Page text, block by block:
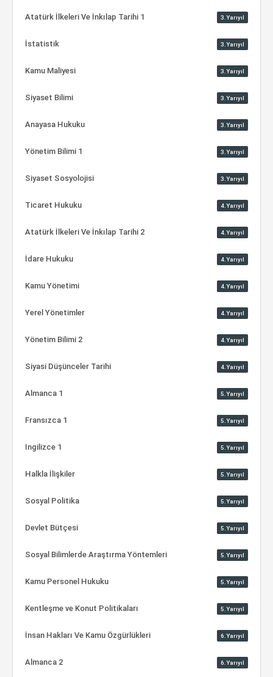
Atatürk İlkeleri Ve İnkılap Tarihi 1 3.Yarıyıl
İstatistik 3.Yarıyıl
Kamu Maliyesi 3.Yarıyıl
Siyaset Bilimi 3.Yarıyıl
Anayasa Hukuku 3.Yarıyıl
Yönetim Bilimi 1 3.Yarıyıl
Siyaset Sosyolojisi 3.Yarıyıl
Ticaret Hukuku 4.Yarıyıl
Atatürk İlkeleri Ve İnkılap Tarihi 2 4.Yarıyıl
İdare Hukuku 4.Yarıyıl
Kamu Yönetimi 4.Yarıyıl
Yerel Yönetimler 4.Yarıyıl
Yönetim Bilimi 2 4.Yarıyıl
Siyasi Düşünceler Tarihi 4.Yarıyıl
Almanca 1 5.Yarıyıl
Fransızca 1 5.Yarıyıl
Ingilizce 1 5.Yarıyıl
Halkla İlişkiler 5.Yarıyıl
Sosyal Politika 5.Yarıyıl
Devlet Bütçesi 5.Yarıyıl
Sosyal Bilimlerde Araştırma Yöntemleri 5.Yarıyıl
Kamu Personel Hukuku 5.Yarıyıl
Kentleşme ve Konut Politikaları 5.Yarıyıl
İnsan Hakları Ve Kamu Özgürlükleri 6.Yarıyıl
Almanca 2 6.Yarıyıl